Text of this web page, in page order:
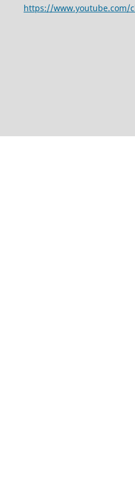
https://www.youtube.com/